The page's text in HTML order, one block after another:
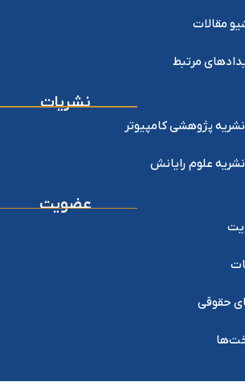
مقالات
مرتبط
نشریات
نشریه پژوهشی کامپیوتر
نشریه علوم رایانش
عضویت
حقوقی